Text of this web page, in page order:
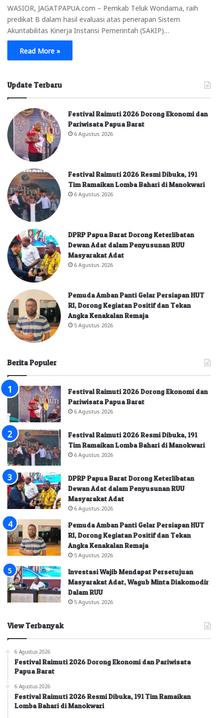
WASIOR, JAGATPAPUA.com – Pemkab Teluk Wondama, raih
predikat B dalam hasil evaluasi atas penerapan Sistem
Akuntabilitas Kinerja Instansi Pemerintah (SAKIP)…
Read More »
Update Terbaru
Festival Raimuti 2026 Dorong Ekonomi dan
Pariwisata Papua Barat
6 Agustus 2026
Festival Raimuti 2026 Resmi Dibuka, 191
Tim Ramaikan Lomba Bahari di Manokwari
6 Agustus 2026
DPRP Papua Barat Dorong Keterlibatan
Dewan Adat dalam Penyusunan RUU
Masyarakat Adat
6 Agustus 2026
Pemuda Amban Panti Gelar Persiapan HUT
RI, Dorong Kegiatan Positif dan Tekan
Angka Kenakalan Remaja
5 Agustus 2026
Berita Populer
Festival Raimuti 2026 Dorong Ekonomi dan
Pariwisata Papua Barat
6 Agustus 2026
Festival Raimuti 2026 Resmi Dibuka, 191
Tim Ramaikan Lomba Bahari di Manokwari
6 Agustus 2026
DPRP Papua Barat Dorong Keterlibatan
Dewan Adat dalam Penyusunan RUU
Masyarakat Adat
6 Agustus 2026
Pemuda Amban Panti Gelar Persiapan HUT
RI, Dorong Kegiatan Positif dan Tekan
Angka Kenakalan Remaja
5 Agustus 2026
Investasi Wajib Mendapat Persetujuan
Masyarakat Adat, Wagub Minta Diakomodir
Dalam RUU
5 Agustus 2026
View Terbanyak
6 Agustus 2026
Festival Raimuti 2026 Dorong Ekonomi dan Pariwisata
Papua Barat
6 Agustus 2026
Festival Raimuti 2026 Resmi Dibuka, 191 Tim Ramaikan
Lomba Bahari di Manokwari